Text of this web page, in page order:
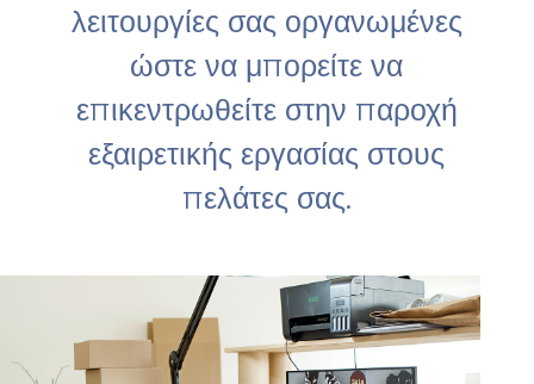
λειτουργίες σας οργανωμένες
ώστε να μπορείτε να
επικεντρωθείτε στην παροχή
εξαιρετικής εργασίας στους
πελάτες σας.